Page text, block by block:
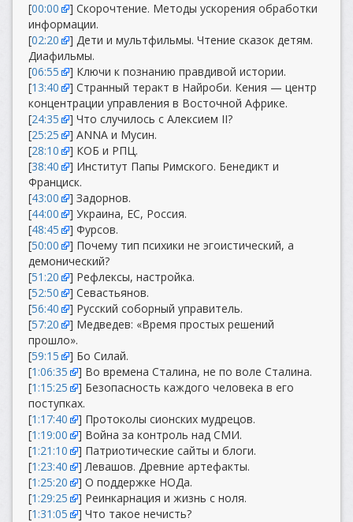
[00:00
] Скорочтение. Методы ускорения обработки
информации.
[02:20
] Дети и мультфильмы. Чтение сказок детям.
Диафильмы.
[06:55
] Ключи к познанию правдивой истории.
[13:40
] Странный теракт в Найроби. Кения — центр
концентрации управления в Восточной Африке.
[24:35
] Что случилось с Алексием II?
[25:25
] ANNA и Мусин.
[28:10
] КОБ и РПЦ.
[38:40
] Институт Папы Римского. Бенедикт и
Франциск.
[43:00
] Задорнов.
[44:00
] Украина, ЕС, Россия.
[48:45
] Фурсов.
[50:00
] Почему тип психики не эгоистический, а
демонический?
[51:20
] Рефлексы, настройка.
[52:50
] Севастьянов.
[56:40
] Русский соборный управитель.
[57:20
] Медведев: «Время простых решений
прошло».
[59:15
] Бо Силай.
[1:06:35
] Во времена Сталина, не по воле Сталина.
[1:15:25
] Безопасность каждого человека в его
поступках.
[1:17:40
] Протоколы сионских мудрецов.
[1:19:00
] Война за контроль над СМИ.
[1:21:10
] Патриотические сайты и блоги.
[1:23:40
] Левашов. Древние артефакты.
[1:25:20
] О поддержке НОДа.
[1:29:25
] Реинкарнация и жизнь с ноля.
[1:31:05 ] Что такое нечисть?